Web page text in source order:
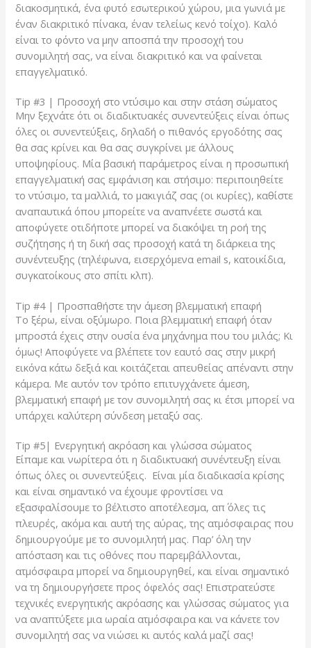
διακοσμητικά, ένα φυτό εσωτερικού χώρου, μια γωνιά με
έναν διακριτικό πίνακα, έναν τελείως κενό τοίχο). Καλό
είναι το φόντο να μην αποσπά την προσοχή του
συνομιλητή σας, να είναι διακριτικό και να φαίνεται
επαγγελματικό.
Tip #3 | Προσοχή στο ντύσιμο και στην στάση σώματος
Μην ξεχνάτε ότι οι διαδικτυακές συνεντεύξεις είναι όπως
όλες οι συνεντεύξεις, δηλαδή ο πιθανός εργοδότης σας
θα σας κρίνει και θα σας συγκρίνει με άλλους
υποψηφίους. Μία βασική παράμετρος είναι η προσωπική
επαγγελματική σας εμφάνιση και στήσιμο: περιποιηθείτε
το ντύσιμο, τα μαλλιά, το μακιγιάζ σας (οι κυρίες), καθίστε
αναπαυτικά όπου μπορείτε να αναπνέετε σωστά και
αποφύγετε οτιδήποτε μπορεί να διακόψει τη ροή της
συζήτησης ή τη δική σας προσοχή κατά τη διάρκεια της
συνέντευξης (τηλέφωνα, εισερχόμενα email s, κατοικίδια,
συγκατοίκους στο σπίτι κλπ).
Tip #4 | Προσπαθήστε την άμεση βλεμματική επαφή
Το ξέρω, είναι οξύμωρο. Ποια βλεμματική επαφή όταν
μπροστά έχεις στην ουσία ένα μηχάνημα που του μιλάς; Κι
όμως! Αποφύγετε να βλέπετε τον εαυτό σας στην μικρή
εικόνα κάτω δεξιά και κοιτάζεται απευθείας απέναντι στην
κάμερα. Με αυτόν τον τρόπο επιτυγχάνετε άμεση,
βλεμματική επαφή με τον συνομιλητή σας κι έτσι μπορεί να
υπάρχει καλύτερη σύνδεση μεταξύ σας.
Tip #5| Ενεργητική ακρόαση και γλώσσα σώματος
Είπαμε και νωρίτερα ότι η διαδικτυακή συνέντευξη είναι
όπως όλες οι συνεντεύξεις. Είναι μία διαδικασία κρίσης
και είναι σημαντικό να έχουμε φροντίσει να
εξασφαλίσουμε το βέλτιστο αποτέλεσμα, απ΄ όλες τις
πλευρές, ακόμα και αυτή της αύρας, της ατμόσφαιρας που
δημιουργούμε με το συνομιλητή μας. Παρ’ όλη την
απόσταση και τις οθόνες που παρεμβάλλονται,
ατμόσφαιρα μπορεί να δημιουργηθεί, και είναι σημαντικό
να τη δημιουργήσετε προς όφελός σας! Επιστρατεύστε
τεχνικές ενεργητικής ακρόασης και γλώσσας σώματος για
να αναπτύξετε μια ωραία ατμόσφαιρα και να κάνετε τον
συνομιλητή σας να νιώσει κι αυτός καλά μαζί σας!